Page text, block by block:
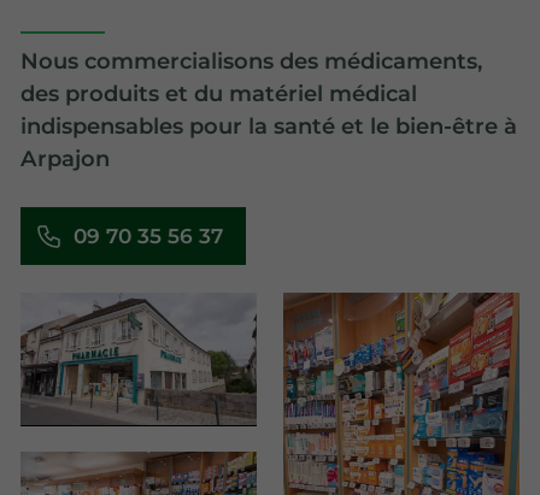
Nous commercialisons des médicaments,
des produits et du matériel médical
indispensables pour la santé et le bien-être à
Arpajon
09 70 35 56 37